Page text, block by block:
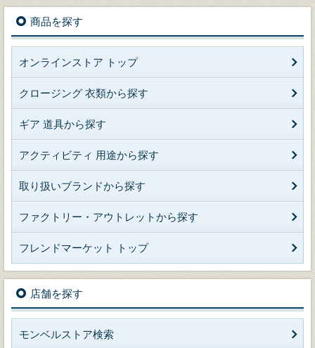
商品を探す
オンラインストア トップ
クロージング 衣類から探す
ギア 道具から探す
アクティビティ 用途から探す
取り扱いブランドから探す
ファクトリー・アウトレットから探す
フレンドマーケット トップ
店舗を探す
モンベルストア検索